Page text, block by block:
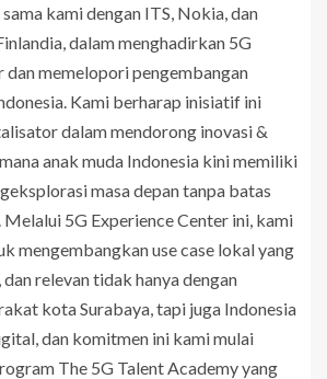
kami dengan ITS, Nokia, dan
dalam menghadirkan 5G
dan memelopori pengembangan
Kami berharap inisiatif ini
dalam mendorong inovasi &
anak muda Indonesia kini memiliki
masa depan tanpa batas
5G Experience Center ini, kami
mengembangkan use case lokal yang
relevan tidak hanya dengan
kota Surabaya, tapi juga Indonesia
dan komitmen ini kami mulai
The 5G Talent Academy yang